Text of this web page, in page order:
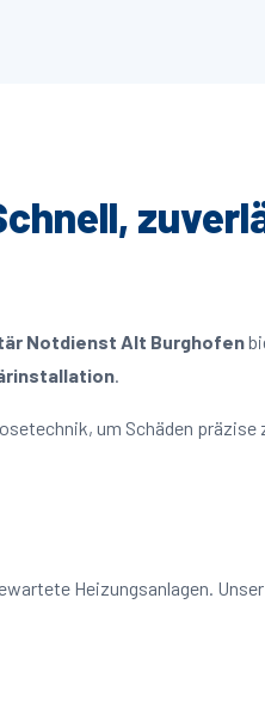
Notdienst Alt Burghofen
.
um Schäden präzise
Heizungsanlagen.